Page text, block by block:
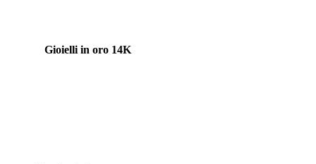
Gioielli in oro 14K